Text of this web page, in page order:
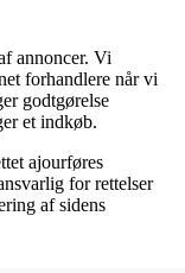
annoncer. Vi
forhandlere når vi
godtgørelse
et indkøb.
ajourføres
for rettelser
af sidens